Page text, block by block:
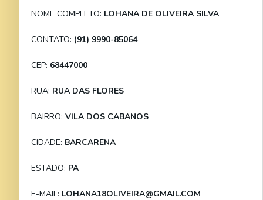
NOME COMPLETO: LOHANA DE OLIVEIRA SILVA
CONTATO: (91) 9990-85064
CEP: 68447000
RUA: RUA DAS FLORES
BAIRRO: VILA DOS CABANOS
CIDADE: BARCARENA
ESTADO: PA
E-MAIL: LOHANA18OLIVEIRA@GMAIL.COM